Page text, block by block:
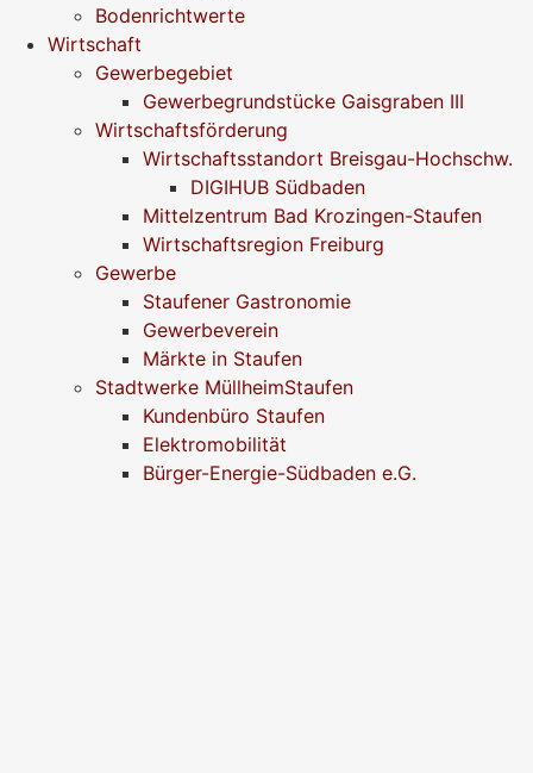
Bodenrichtwerte
Wirtschaft
Gewerbegebiet
Gewerbegrundstücke Gaisgraben III
Wirtschaftsförderung
Wirtschaftsstandort Breisgau-Hochschw.
DIGIHUB Südbaden
Mittelzentrum Bad Krozingen-Staufen
Wirtschaftsregion Freiburg
Gewerbe
Staufener Gastronomie
Gewerbeverein
Märkte in Staufen
Stadtwerke MüllheimStaufen
Kundenbüro Staufen
Elektromobilität
Bürger-Energie-Südbaden e.G.